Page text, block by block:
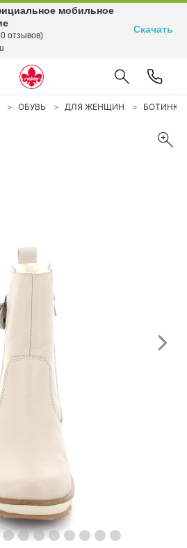
ОБУВЬ ДЛЯ ЖЕНЩИН БОТИНКИ
мобильное
отзывов)
Скачать